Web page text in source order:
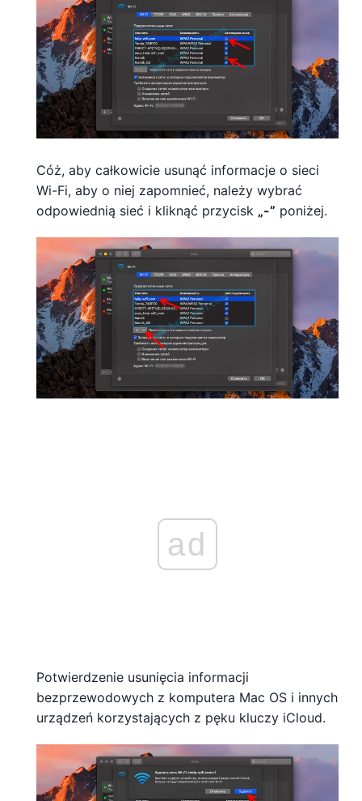
Cóż, aby całkowicie usunąć informacje o sieci
Wi-Fi, aby o niej zapomnieć, należy wybrać
odpowiednią sieć i kliknąć przycisk „-” poniżej.
ad
Potwierdzenie usunięcia informacji
bezprzewodowych z komputera Mac OS i innych
urządzeń korzystających z pęku kluczy iCloud.